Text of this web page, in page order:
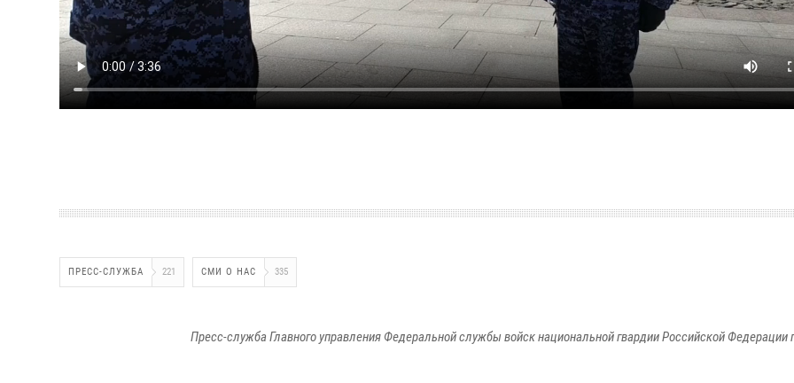
ПРЕСС-СЛУЖБА 221 СМИ О НАС 335
Пресс-служба Главного управления Федеральной службы войск национальной гвардии Российской Федерации